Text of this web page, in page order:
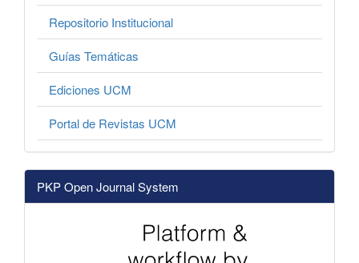
Repositorio Institucional
Guías Temáticas
Ediciones UCM
Portal de Revistas UCM
PKP Open Journal System